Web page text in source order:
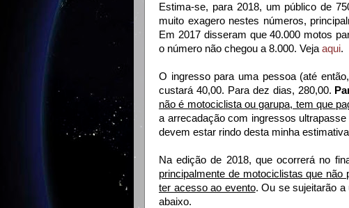
Estima-se, para 2018, um público de
muito exagero nestes números,
Em 2017 disseram que 40.000 motos
o número não chegou a 8.000. Veja aqui.
O ingresso para uma pessoa (até
custará 40,00. Para dez dias, 280,00.
não é motociclista ou garupa, tem que
a arrecadação com ingressos
devem estar rindo desta minha
Na edição de 2018, que ocorrerá no
principalmente de motociclistas que
ter acesso ao evento. Ou se sujeitarão a
abaixo.